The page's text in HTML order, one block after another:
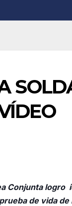
Conjunta
de vida